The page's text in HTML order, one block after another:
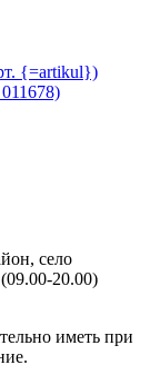
село
20.00)
иметь при